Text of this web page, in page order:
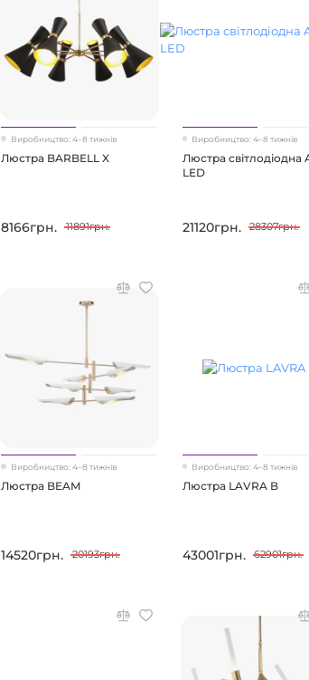
Виробництво: 4–8 тижнів
Люстра BARBELL X
8166грн. 11891грн.
Виробництво: 4–8 тижнів
Люстра світлодіодна
LED
21120грн. 28307грн.
Виробництво: 4–8 тижнів
Люстра BEAM
14520грн. 20193грн.
Виробництво: 4–8 тижнів
Люстра LAVRA B
43001грн. 62901грн.